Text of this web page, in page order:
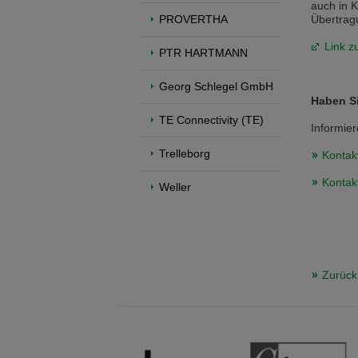
Přepněte na anglickou verzi
We have detected, that your browser
Switch to English version
PROVERTHA
PTR HARTMANN
Georg Schlegel GmbH
TE Connectivity (TE)
Trelleborg
Weller
auch in
Link
Haben